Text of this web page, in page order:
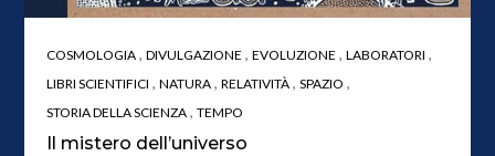
COSMOLOGIA ,DIVULGAZIONE ,EVOLUZIONE ,LABORATORI ,
LIBRI SCIENTIFICI ,NATURA ,RELATIVITÀ ,SPAZIO ,
STORIA DELLA SCIENZA ,TEMPO
Il mistero dell’universo